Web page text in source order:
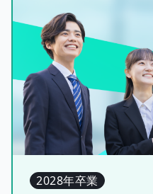
2028年卒業